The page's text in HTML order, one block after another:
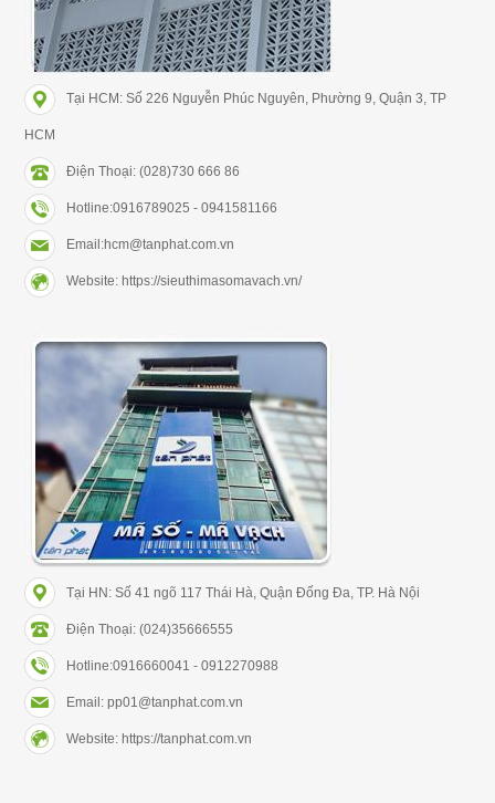
Tại HCM: Số 226 Nguyễn Phúc Nguyên, Phường 9, Quận 3, TP
HCM
Điện Thoại: (028)730 666 86
Hotline:0916789025 - 0941581166
Email:hcm@tanphat.com.vn
Website: https://sieuthimasomavach.vn/
Tại HN: Số 41 ngõ 117 Thái Hà, Quận Đống Đa, TP. Hà Nội
Điện Thoại: (024)35666555
Hotline:0916660041 - 0912270988
Email: pp01@tanphat.com.vn
Website: https://tanphat.com.vn